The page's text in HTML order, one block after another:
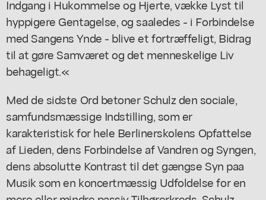
Indgang i Hukommelse og Hjerte, vække Lyst til
hyppigere Gentagelse, og saaledes - i Forbindelse
med Sangens Ynde - blive et fortræffeligt, Bidrag
til at gøre Samværet og det menneskelige Liv
behageligt.«
Med de sidste Ord betoner Schulz den sociale,
samfundsmæssige Indstilling, som er
karakteristisk for hele Berlinerskolens Opfattelse
af Lieden, dens Forbindelse af Vandren og Syngen,
dens absolutte Kontrast til det gængse Syn paa
Musik som en koncertmæssig Udfoldelse for en